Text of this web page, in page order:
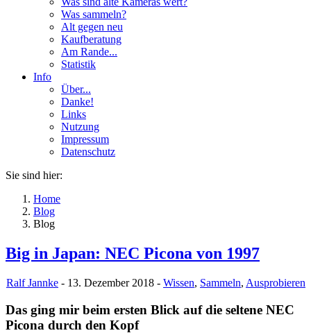
Was sammeln?
Alt gegen neu
Kaufberatung
Am Rande...
Statistik
Info
Über...
Danke!
Links
Nutzung
Impressum
Datenschutz
Sie sind hier:
Home
Blog
Blog
Big in Japan: NEC Picona von 1997
Ralf Jannke - 13. Dezember 2018 - Wissen, Sammeln, Ausprobieren
Das ging mir beim ersten Blick auf die seltene NEC
Picona durch den Kopf